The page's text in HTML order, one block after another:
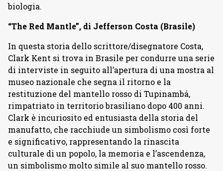
biologia.
“The Red Mantle”, di Jefferson Costa (Brasile)
In questa storia dello scrittore/disegnatore Costa,
Clark Kent si trova in Brasile per condurre una serie
di interviste in seguito all’apertura di una mostra al
museo nazionale che segna il ritorno e la
restituzione del mantello rosso di Tupinambá,
rimpatriato in territorio brasiliano dopo 400 anni.
Clark è incuriosito ed entusiasta della storia del
manufatto, che racchiude un simbolismo così forte
e significativo, rappresentando la rinascita
culturale di un popolo, la memoria e l’ascendenza,
un simbolismo molto simile al suo mantello rosso.